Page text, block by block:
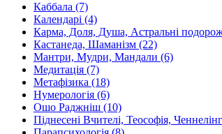
Каббала (7)
Календарі (4)
Карма, Доля, Душа, Астральні
Кастанеда, Шаманізм (22)
Мантри, Мудри, Мандали (6)
Медитація (7)
Метафізика (18)
Нумерологія (6)
Ошо Раджніш (10)
Піднесені Вчителі, Теософія,